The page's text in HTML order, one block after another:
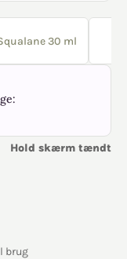
30 ml
Hold skærm tændt
brug